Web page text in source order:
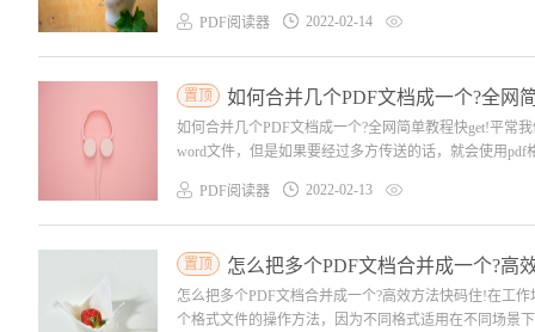
PDF阅读器 2022-02-14
置顶 如何合并几个PDF文档成一个?全网
如何合并几个PDF文档成一个?全网简单教程快get!平常
word文件，但是如果要经过多方传送的话，就会使用
PDF阅读器 2022-02-13
置顶 怎么把多个PDF文档合并成一个?高
怎么把多个PDF文档合并成一个?高效方法快码住!在工
个格式文件的操作方法，因为不同格式适用在不同场景